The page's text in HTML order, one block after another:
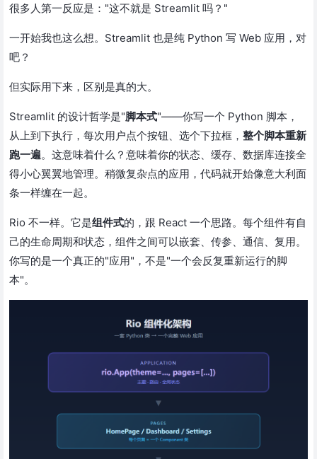
很多人第一反应是："这不就是 Streamlit 吗？"
一开始我也这么想。Streamlit 也是纯 Python 写 Web 应用，对
吧？
但实际用下来，区别是真的大。
Streamlit 的设计哲学是"脚本式"——你写一个 Python 脚本，
从上到下执行，每次用户点个按钮、选个下拉框， 整个脚本重新
跑一遍。这意味着什么？意味着你的状态、缓存、数据库连接全
得小心翼翼地管理。稍微复杂点的应用，代码就开始像意大利面
条一样缠在一起。
Rio 不一样。它是组件式的，跟 React 一个思路。每个组件有自
己的生命周期和状态，组件之间可以嵌套、传参、通信、复用。
你写的是一个真正的"应用"，不是"一个会反复重新运行的脚
本"。